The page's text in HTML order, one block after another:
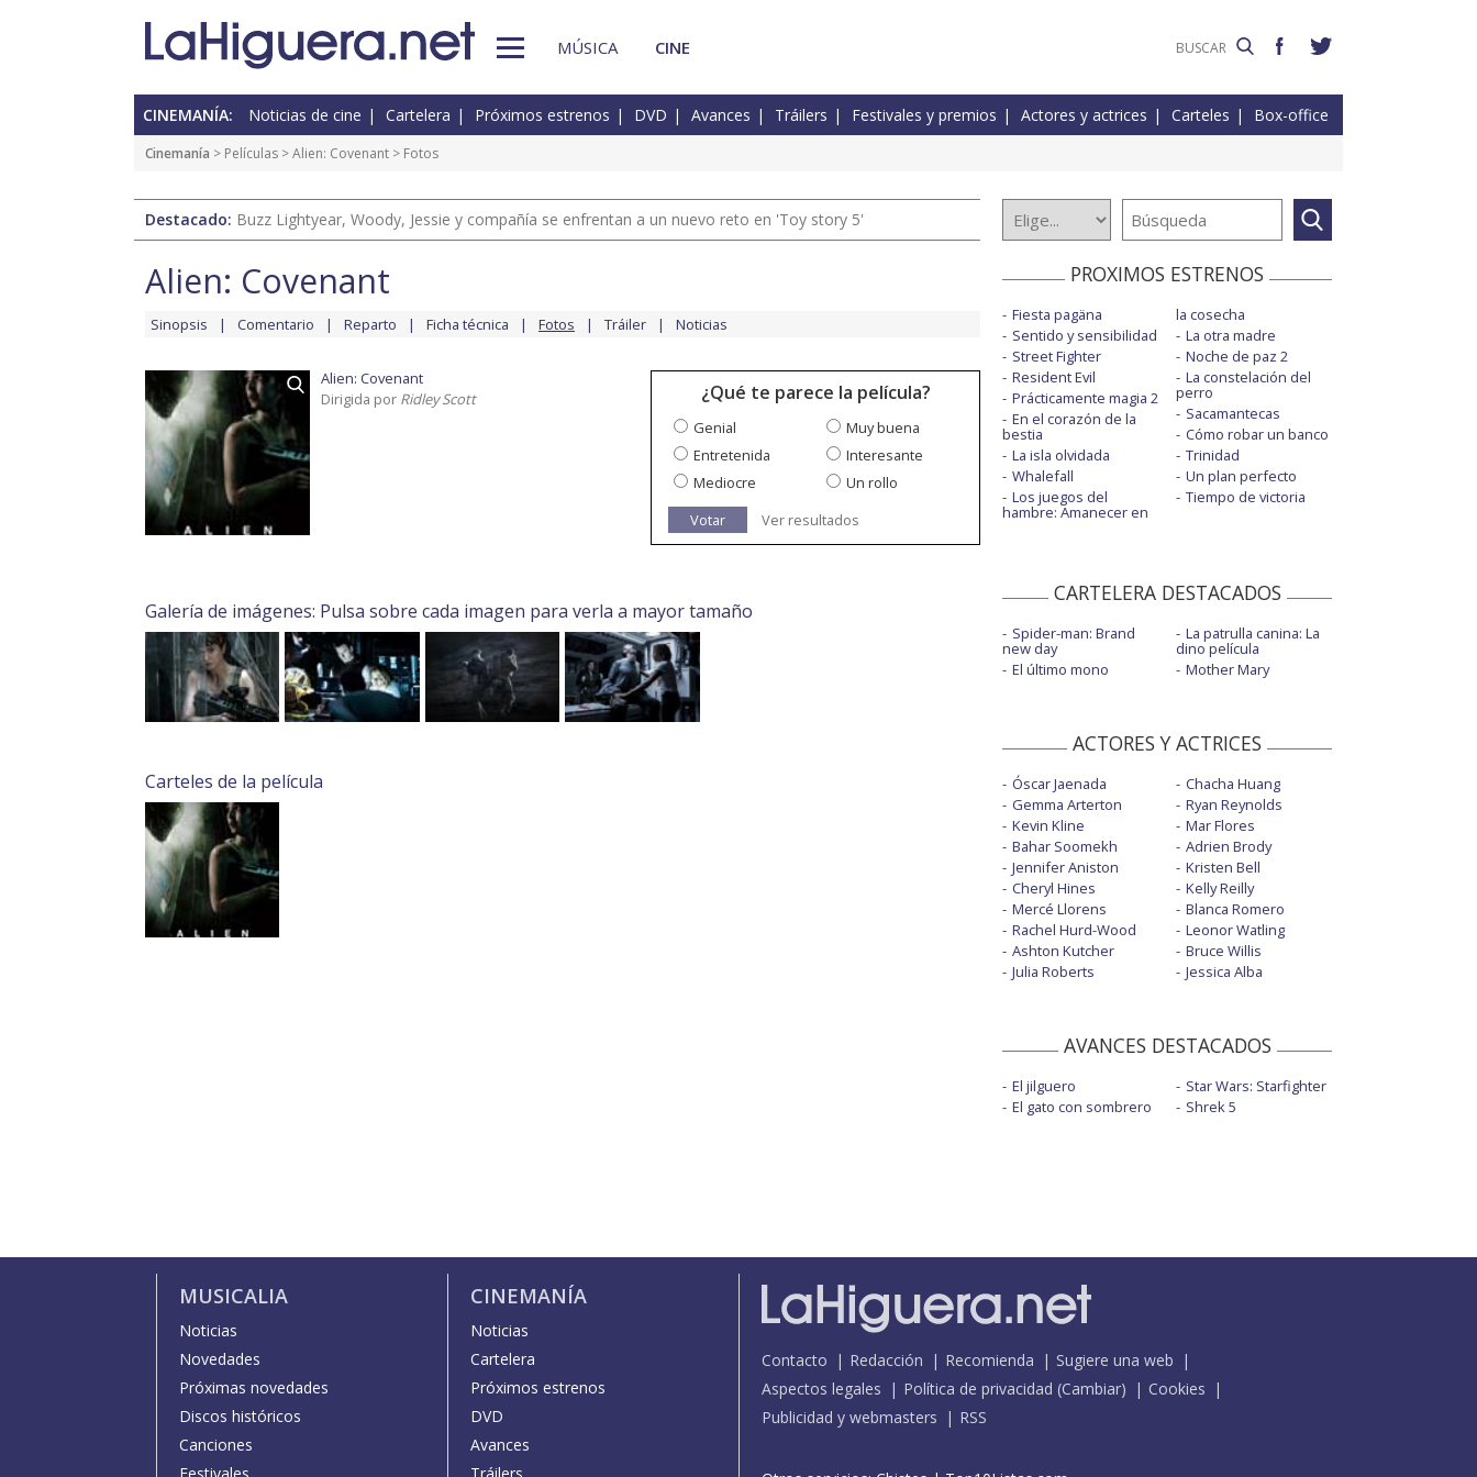
MÚSICA CINE
CINEMANÍA: Noticias de cine Cartelera Próximos estrenos DVD Avances Tráilers Festivales y premios Actores y actrices Carteles Box-office
Cinemanía > Películas >Alien: Covenant > Fotos
Destacado: Buzz Lightyear, Woody, Jessie y compañía se enfrentan a un nuevo reto en 'Toy story 5'
Alien: Covenant
Sinopsis Comentario Reparto Ficha técnica Fotos Tráiler Noticias
Alien: Covenant
Dirigida por Ridley Scott ¿Qué te parece la película?
Genial
Muy buena
Entretenida
Interesante
Mediocre
Un rollo
Votar
Ver resultados
Galería de imágenes: Pulsa sobre cada imagen para verla a mayor tamaño
Carteles de la película
PROXIMOS ESTRENOS
Fiesta pagäna
Sentido y sensibilidad
Street Fighter
Resident Evil
Prácticamente magia 2
En el corazón de la
bestia
La isla olvidada
Whalefall
Los juegos del
hambre: Amanecer en
la cosecha
La otra madre
Noche de paz 2
La constelación del
perro
Sacamantecas
Cómo robar un banco
Trinidad
Un plan perfecto
Tiempo de victoria
CARTELERA DESTACADOS
Spider-man: Brand
new day
El último mono
La patrulla canina: La
dino película
Mother Mary
ACTORES Y ACTRICES
Óscar Jaenada
Gemma Arterton
Kevin Kline
Bahar Soomekh
Jennifer Aniston
Cheryl Hines
Mercé Llorens
Rachel Hurd-Wood
Ashton Kutcher
Julia Roberts
Chacha Huang
Ryan Reynolds
Mar Flores
Adrien Brody
Kristen Bell
Kelly Reilly
Blanca Romero
Leonor Watling
Bruce Willis
Jessica Alba
AVANCES DESTACADOS
El jilguero
El gato con sombrero
Star Wars: Starfighter
Shrek 5
MUSICALIA
Noticias
Novedades
Próximas novedades
Discos históricos
Canciones
CINEMANÍA
Noticias
Cartelera
Próximos estrenos
DVD
Avances
Contacto Redacción Recomienda
Sugiere una web
Aspectos legales
Política de privacidad (Cambiar)
Cookies
Publicidad y webmasters
RSS